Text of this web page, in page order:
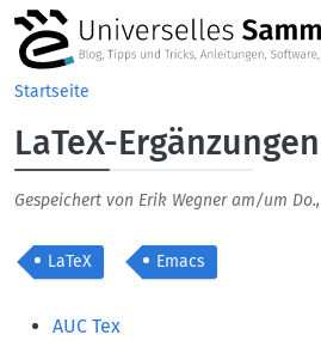
Direkt zum Inhalt
Startseite
LaTeX-
Gespeichert von Erik Wegneram/um
LaTeX Emacs
BodyAUC Tex